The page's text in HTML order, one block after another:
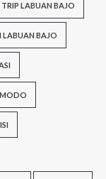
TRIP LABUAN BAJO
LABUAN BAJO